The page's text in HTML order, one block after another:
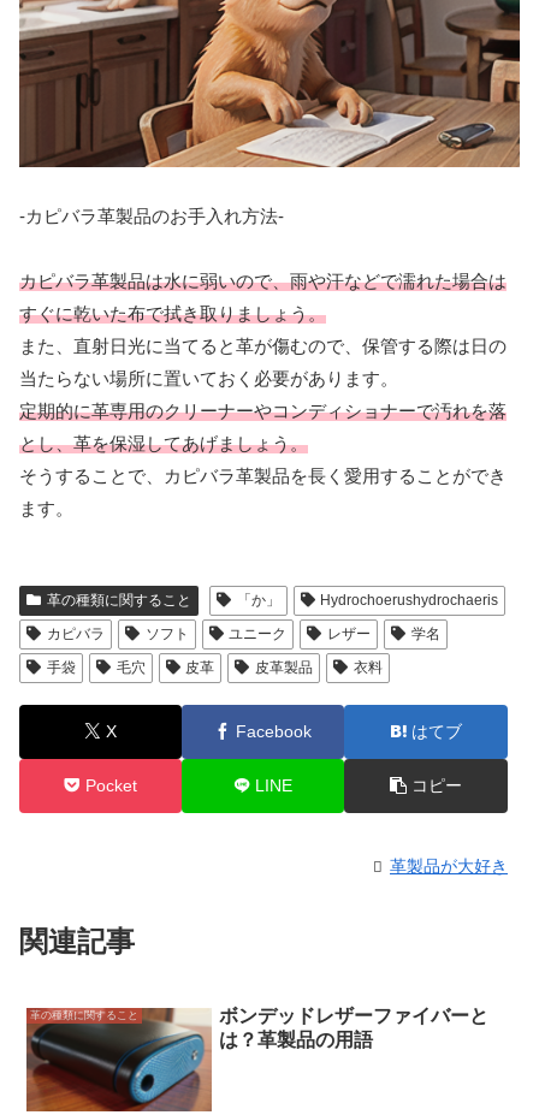
-カピバラ革製品のお手入れ方法-
カピバラ革製品は水に弱いので、雨や汗などで濡れた場合は
すぐに乾いた布で拭き取りましょう。
また、直射日光に当てると革が傷むので、保管する際は日の
当たらない場所に置いておく必要があります。
定期的に革専用のクリーナーやコンディショナーで汚れを落
とし、革を保湿してあげましょう。
そうすることで、カピバラ革製品を長く愛用することができ
ます。
革の種類に関すること 「か」
Hydrochoerushydrochaeris
カピバラ
ソフト ユニーク レザー
学名
手袋
毛穴 皮革 皮革製品 衣料
X Facebook はてブ
Pocket LINE コピー
革製品が大好き
関連記事
革の種類に関すること
ボンデッドレザーファイバーと
は？革製品の用語